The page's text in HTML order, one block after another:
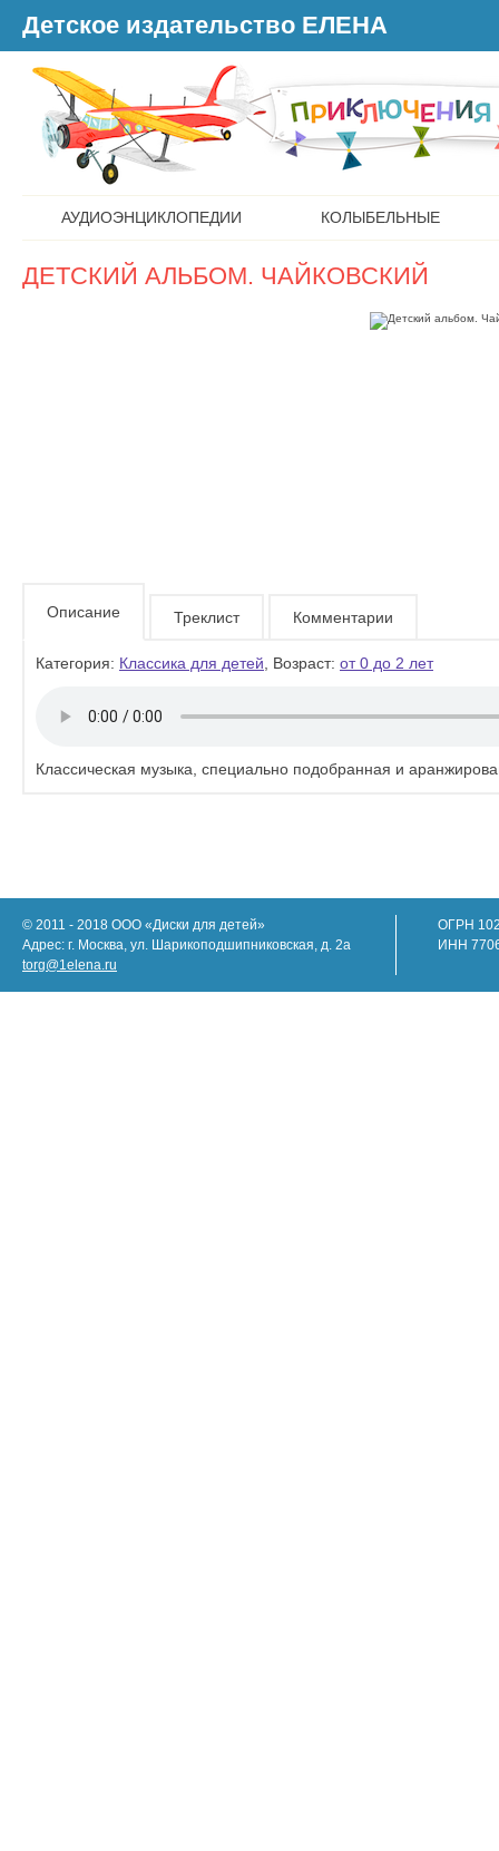
Детское издательство ЕЛЕНА
АУДИОЭНЦИКЛОПЕДИИ КОЛЫБЕЛЬНЫЕ
ДЕТСКИЙ АЛЬБОМ. ЧАЙКОВСКИЙ
Описание Треклист Комментарии
Категория: Классика для детей , Возраст: от 0 до 2 лет
Классическая музыка, специально подобранная и
© 2011 - 2018 ООО «Диски для детей»
Адрес: г. Москва, ул. Шарикоподшипниковская, д. 2а
torg@1elena.ru
ОГРН
ИНН